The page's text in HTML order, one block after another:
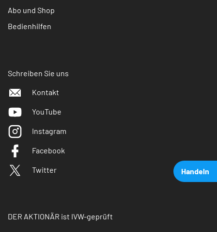
Handeln
Abo und Shop
Bedienhilfen
Schreiben Sie uns
Kontakt
YouTube
Instagram
Facebook
Twitter
DER AKTIONÄR ist IVW-geprüft